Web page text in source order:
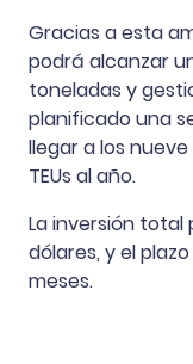
Gracias a esta
podrá alcanzar
toneladas y
planificado una
llegar a los
TEUs al año.
La inversión total
dólares, y el
meses.